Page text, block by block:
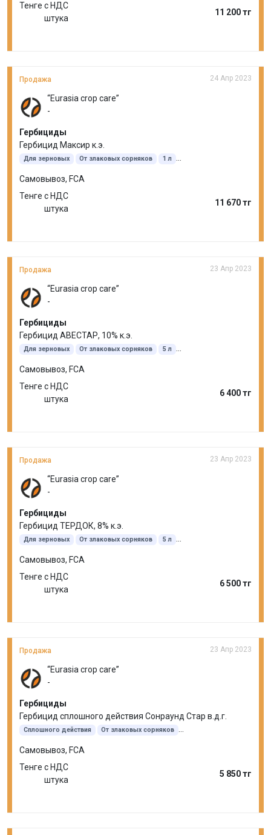
Тенге с НДС
штука
11 200 тг
Продажа 24 Апр 2023
“Eurasia crop care”
-
Гербициды
Гербицид Максир к.э.
Для зерновых От злаковых сорняков
1 л
Самовывоз, FCA
Тенге с НДС
штука
11 670 тг
Продажа 23 Апр 2023
“Eurasia crop care”
-
Гербициды
Гербицид АВЕСТАР, 10% к.э.
Для зерновых От злаковых сорняков
5 л
Самовывоз, FCA
Тенге с НДС
штука
6 400 тг
Продажа 23 Апр 2023
“Eurasia crop care”
-
Гербициды
Гербицид ТЕРДОК, 8% к.э.
Для зерновых От злаковых сорняков
5 л
Самовывоз, FCA
Тенге с НДС
штука
6 500 тг
Продажа 23 Апр 2023
“Eurasia crop care”
-
Гербициды
Гербицид сплошного действия Cонраунд Стар в.д.г.
Сплошного действия
От злаковых сорняков
Самовывоз, FCA
Тенге с НДС
штука
5 850 тг